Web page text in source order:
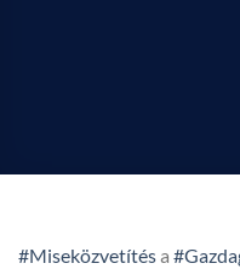
#Miseközvetítésa